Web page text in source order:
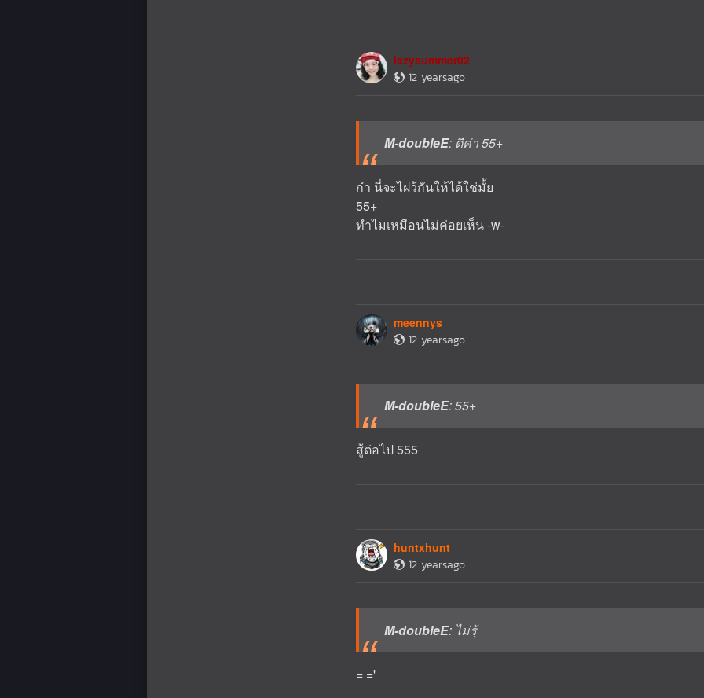
lazysummer02
12 yearsago
M-doubleE: ดีค่า 55+
กำ นี่จะไฝว้กันให้ได้ใช่มั้ย
55+
ทำไมเหมือนไม่ค่อยเห็น -w-
meennys
12 yearsago
M-doubleE: 55+
สู้ต่อไป 555
huntxhunt
12 yearsago
M-doubleE: ไม่รุ้
= ='